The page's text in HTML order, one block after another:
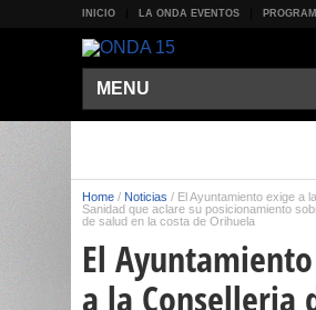
INICIO LA ONDA EVENTOS
MENU
Home / Noticias / El Ayuntamiento exige a
Sanidad que aclare su posicionamiento
de salud en la costa de Orihuela
El
a la Conselleria